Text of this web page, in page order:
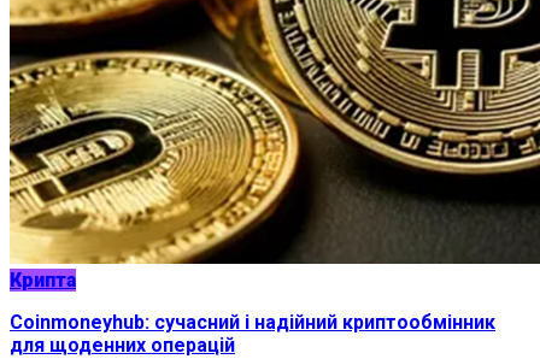
Крипта
Coinmoneyhub: сучасний і надійний криптообмінник
для щоденних операцій